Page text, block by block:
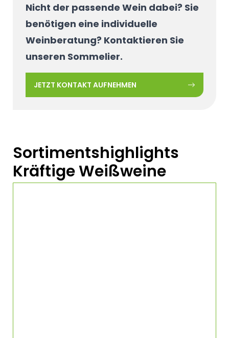
Nicht der passende Wein dabei? Sie
benötigen eine individuelle
Weinberatung? Kontaktieren Sie
unseren Sommelier.
JETZT KONTAKT AUFNEHMEN
Sortimentshighlights
Kräftige Weißweine